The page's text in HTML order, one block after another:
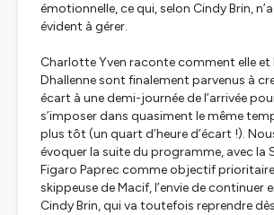
émotionnelle, ce qui, selon Cindy Brin,
évident à gérer.
Charlotte Yven raconte comment elle et
Dhallenne sont finalement parvenus à
écart à une demi-journée de l’arrivée
s’imposer dans quasiment le même
plus tôt (un quart d’heure d’écart !).
évoquer la suite du programme, avec la
Figaro Paprec comme objectif
skippeuse de Macif, l’envie de continuer
Cindy Brin, qui va toutefois reprendre